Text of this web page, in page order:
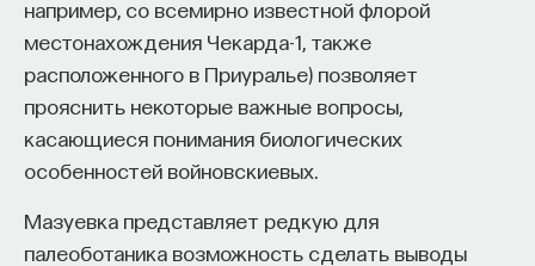
например, со всемирно известной флорой
местонахождения Чекарда-1, также
расположенного в Приуралье) позволяет
прояснить некоторые важные вопросы,
касающиеся понимания биологических
особенностей войновскиевых.
Мазуевка представляет редкую для
палеоботаника возможность сделать выводы